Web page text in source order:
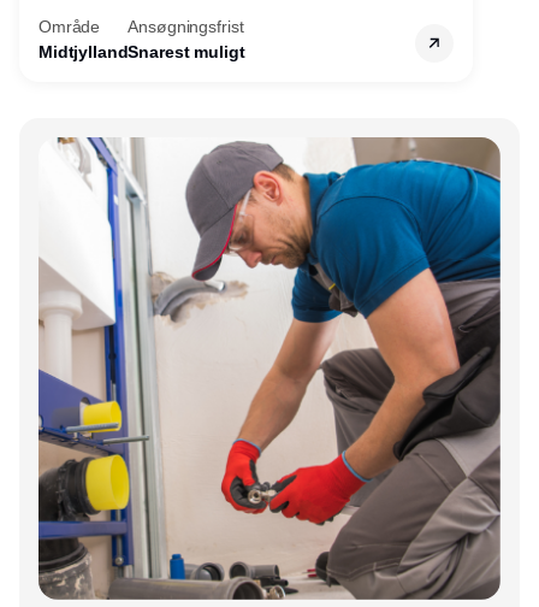
søger nu endnu en teknisk kollega - denne
gang til kundesupport på kontoret i Herning.
Område
Midtjylland
Ansøgningsfrist
Snarest muligt
Annonce